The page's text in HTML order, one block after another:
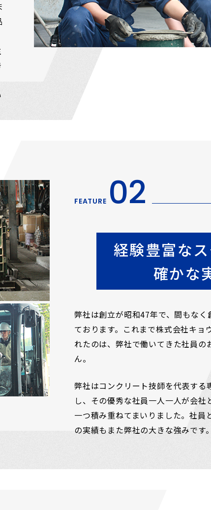
FEATURE 02
経験豊富な
確かな
弊社は創立が昭和47年で、間もな
ております。これまで株式会社キョ
れたのは、弊社で働いてきた社員の
ん。
弊社はコンクリート技師を代表する
し、その優秀な社員一人一人が会
一つ積み重ねてまいりました。社員
の実績もまた弊社の大きな強みです。